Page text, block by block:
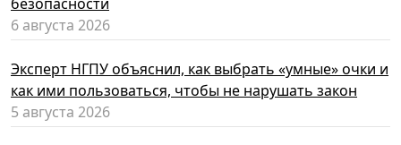
6 августа 2026
Эксперт НГПУ объяснил, как выбрать «умные» очки и
как ими пользоваться, чтобы не нарушать закон
5 августа 2026